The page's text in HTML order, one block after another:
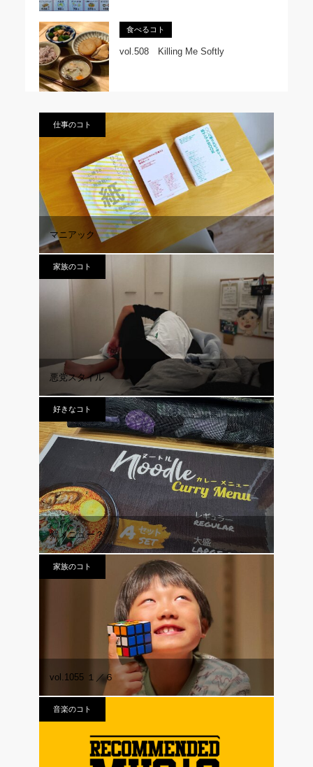
食べるコト
vol.508 Killing Me Softly
仕事のコト
マニアック
家族のコト
悪党スタイル
好きなコト
新メニュー？
家族のコト
vol.1055 １／６
音楽のコト